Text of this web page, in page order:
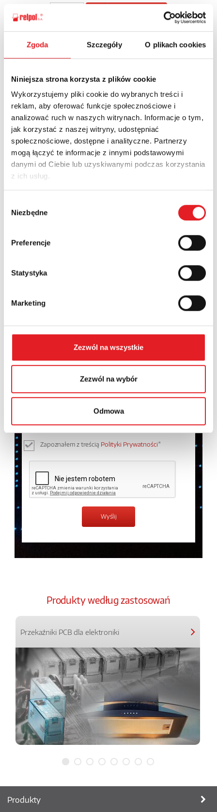
Zgoda Szczegóły O plikach cookies
Niniejsza strona korzysta z plików cookie
Wykorzystujemy pliki cookie do wybranych treści i
reklam, aby oferować funkcje społecznościowe i
analizować ruch w naszych witrynach. Informacje o tym,
jak korzystać z naszej witryny, udostępniać
społecznościowe, dostępne i analityczne. Partnerzy
mogą łączyć te informacje z innymi podstawowymi
danymi od Ciebie lub uzyskiwanymi podczas korzystania
z ich usług.
zgody
Niezbędne
Preferencje
Statystyka
Marketing
Zezwól na wszystkie
Zezwól na wybór
Odmowa
POWRÓT
Zapytaj o szczegóły oferty
Imię i nazwisko: *
Adres e-mail: *
Numer telefonu:
Wyrażam zgodę na przetwarzanie moich danych
temat przetwarzania danych osobowych w
prywatności.*
Zapoznałem z treścią Polityki Prywatności*
Produkty według zastosowań
Przekaźniki PCB dla elektroniki
Produkty